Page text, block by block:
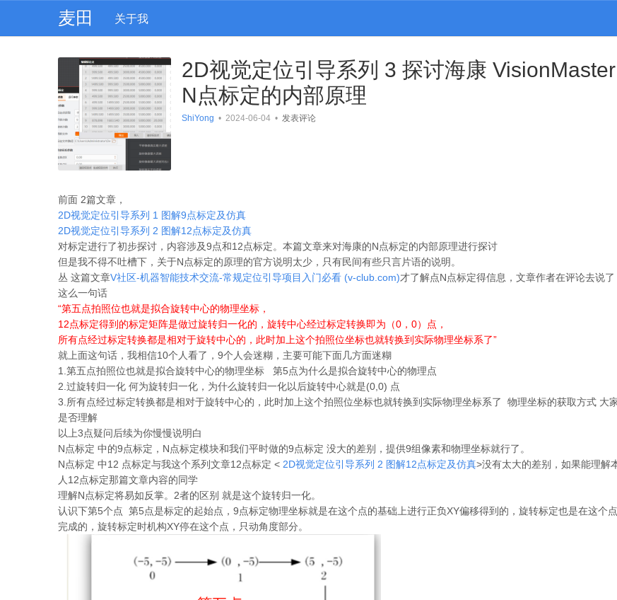
麦田 关于我
2D视觉定位引导系列 3 探讨海康 VisionMaster
N点标定的内部原理
ShiYong • 2024-06-04 • 发表评论
前面 2篇文章，
2D视觉定位引导系列 1 图解9点标定及仿真
2D视觉定位引导系列 2 图解12点标定及仿真
对标定进行了初步探讨，内容涉及9点和12点标定。本篇文章来对海康的N点标定的内部原理进行探讨
但是我不得不吐槽下，关于N点标定的原理的官方说明太少，只有民间有些只言片语的说明。
丛 这篇文章V社区-机器智能技术交流-常规定位引导项目入门必看 (v-club.com)才了解点N点标定得信息，文章作者在评论去说了
这么一句话
“第五点拍照位也就是拟合旋转中心的物理坐标，
12点标定得到的标定矩阵是做过旋转归一化的，旋转中心经过标定转换即为（0，0）点，
所有点经过标定转换都是相对于旋转中心的，此时加上这个拍照位坐标也就转换到实际物理坐标系了”
就上面这句话，我相信10个人看了，9个人会迷糊，主要可能下面几方面迷糊
1.第五点拍照位也就是拟合旋转中心的物理坐标 第5点为什么是拟合旋转中心的物理点
2.过旋转归一化 何为旋转归一化，为什么旋转归一化以后旋转中心就是(0,0) 点
3.所有点经过标定转换都是相对于旋转中心的，此时加上这个拍照位坐标也就转换到实际物理坐标系了 物理坐标的获取方式 大
是否理解
以上3点疑问后续为你慢慢说明白
N点标定 中的9点标定，N点标定模块和我们平时做的9点标定 没大的差别，提供9组像素和物理坐标就行了。
N点标定 中12 点标定与我这个系列文章12点标定 < 2D视觉定位引导系列 2 图解12点标定及仿真>没有太大的差别，如果能理解
人12点标定那篇文章内容的同学
理解N点标定将易如反掌。2者的区别 就是这个旋转归一化。
认识下第5个点 第5点是标定的起始点，9点标定物理坐标就是在这个点的基础上进行正负XY偏移得到的，旋转标定也是在这个点
完成的，旋转标定时机构XY停在这个点，只动角度部分。